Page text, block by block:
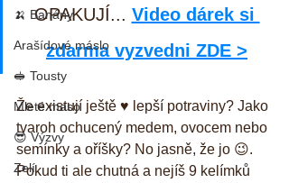
🍌 Banány
Arašídové máslo
🥪 Tousty
Mleté maso
😎 Výzvy
Zelí
OPAKUJÍ... Video dárek si
zdarma vyzvedni ZDE >
Že existují ještě ♥️ lepší potraviny? Jako
tvaroh ochucený medem, ovocem nebo
semínky a oříšky? No jasně, že jo 😉.
Pokud ti ale chutná a nejíš 9 kelímků